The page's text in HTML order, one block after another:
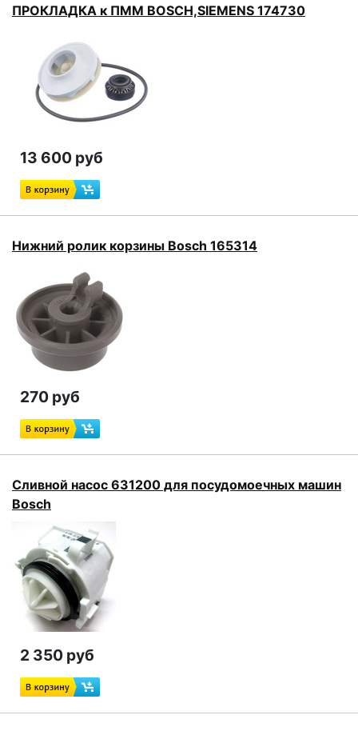
ПРОКЛАДКА к ПММ BOSCH,SIEMENS 174730
13 600 руб
Нижний ролик корзины Bosch 165314
270 руб
Сливной насос 631200 для посудомоечных машин
Bosch
2 350 руб